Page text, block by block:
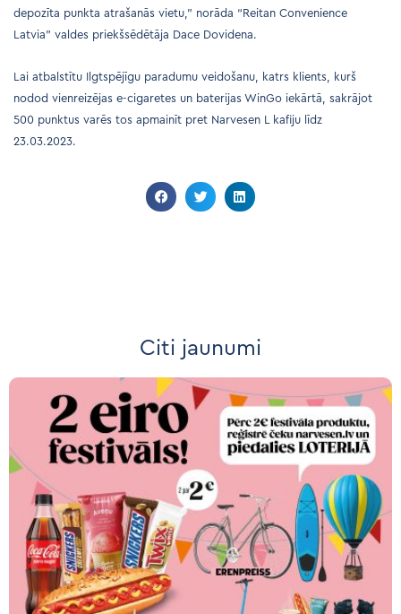
depozīta punkta atrašanās vietu,” norāda “Reitan Convenience
Latvia” valdes priekšsēdētāja Dace Dovidena.
Lai atbalstītu Ilgtspējīgu paradumu veidošanu, katrs klients, kurš
nodod vienreizējas e-cigaretes un baterijas WinGo iekārtā, sakrājot
500 punktus varēs tos apmainīt pret Narvesen L kafiju līdz
23.03.2023.
Citi jaunumi